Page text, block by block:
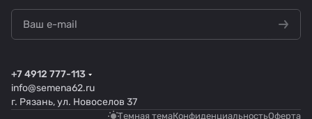
+7 4912 777-113
info@semena62.ru
г. Рязань, ул. Новоселов 37
Темная темаКонфиденциальностьОферта